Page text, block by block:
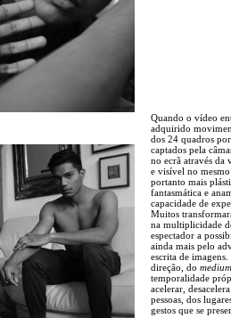
Quando o vídeo
adquirido
dos 24 quadros
captados pela
no ecrã através da
e visível no
portanto mais
fantasmática e
capacidade de
Muitos
na multiplicidade
espectador a
ainda mais pelo
escrita de
direção, do medium
temporalidade
acelerar,
pessoas, dos
gestos que se